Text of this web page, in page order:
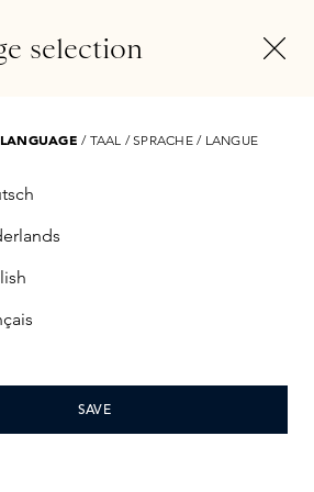
Skins Exclusives Skins Boxen
selection
/ TAAL / SPRACHE / LANGUE
SAVE